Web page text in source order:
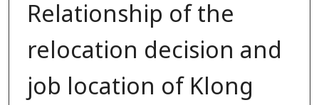
Relationship of the
relocation decision and
job location of Klong